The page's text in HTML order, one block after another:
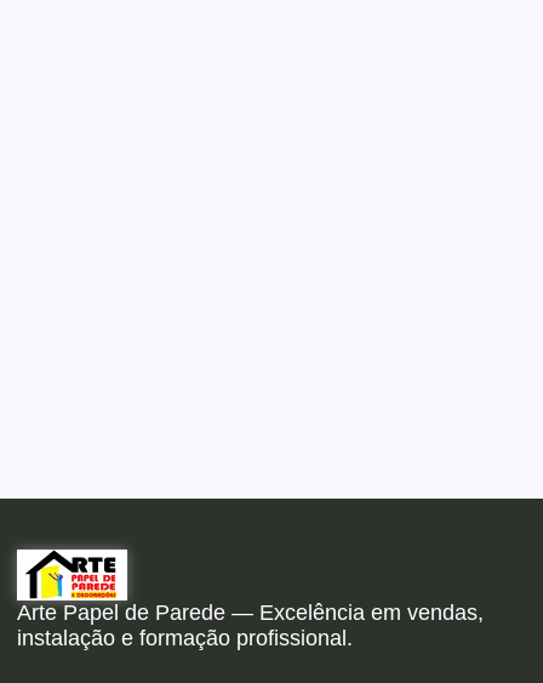
Arte Papel de Parede — Excelência em vendas,
instalação e formação profissional.